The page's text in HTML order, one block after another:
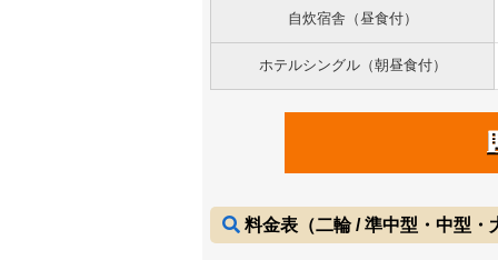
自炊宿舎（昼食付）
ホテルシングル（朝昼食付）
料金表（二輪 / 準中型・中型・